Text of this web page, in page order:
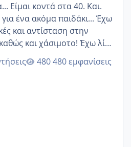
Είμαι κοντά στα 40. Και.
ένα ακόμα παιδάκι... Έχω
και αντίσταση στην
και χάσιμοτο! Έχω λίγα
και όσο κ αν προσπαθώ
για ακόμη
480 εμφανίσεις